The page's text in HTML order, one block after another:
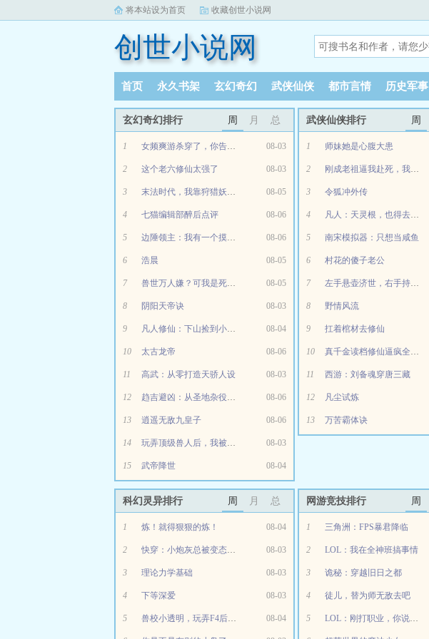
将本站设为首页 收藏创世小说网
创世小说网
首页 永久书架 玄幻奇幻 武侠仙侠 都市言情 历史军事
玄幻奇幻排行 周 月 总
1 女频爽游杀穿了，你告诉我是真的 08-03
2 这个老六修仙太强了 08-03
3 末法时代，我靠狩猎妖魔成仙！ 08-05
4 七猫编辑部醉后点评 08-06
5 边陲领主：我有一个摸奖系统 08-06
6 浩晨 08-05
7 兽世万人嫌？可我是死遁的白月光 08-05
8 阴阳天帝诀 08-03
9 凡人修仙：下山捡到小绿瓶，老头要修仙 08-04
10 太古龙帝 08-06
11 高武：从零打造天骄人设 08-03
12 趋吉避凶：从圣地杂役开始 08-06
13 逍遥无敌九皇子 08-06
14 玩弄顶级兽人后，我被亲懵了 08-03
15 武帝降世 08-04
武侠仙侠排行 周
1 师妹她是心腹大患
2 刚成老祖逼我赴死，我道果归一了
3 令狐冲外传
4 凡人：天灵根，也得去蹭小绿瓶！
5 南宋模拟器：只想当咸鱼
6 村花的傻子老公
7 左手悬壶济世，右手持剑杀生
8 野情风流
9 扛着棺材去修仙
10 真千金读档修仙逼疯全宗门无敌了
11 西游：刘备魂穿唐三藏
12 凡尘试炼
13 万苦霸体诀
科幻灵异排行 周 月 总
1 炼！就得狠狠的炼！ 08-04
2 快穿：小炮灰总被变态坏狗们窥伺 08-03
3 理论力学基础 08-03
4 下等深爱 08-03
5 兽校小透明，玩弄F4后被亲哭了 08-04
网游竞技排行 周
1 三角洲：FPS暴君降临
2 LOL：我在全神班搞事情
3 诡秘：穿越旧日之都
4 徒儿，替为师无敌去吧
5 LOL：刚打职业，你说联盟凉了